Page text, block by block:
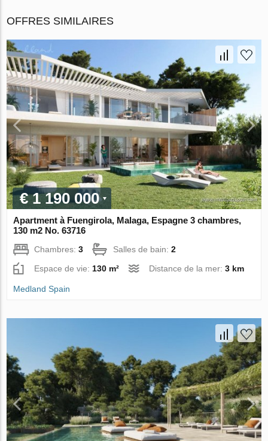
OFFRES SIMILAIRES
€ 1 190 000
Apartment à Fuengirola, Malaga, Espagne 3 chambres,
130 m2 No. 63716
Chambres:3 Salles de bain:2
Espace de vie:130 m² Distance de la mer:3 km
Medland Spain